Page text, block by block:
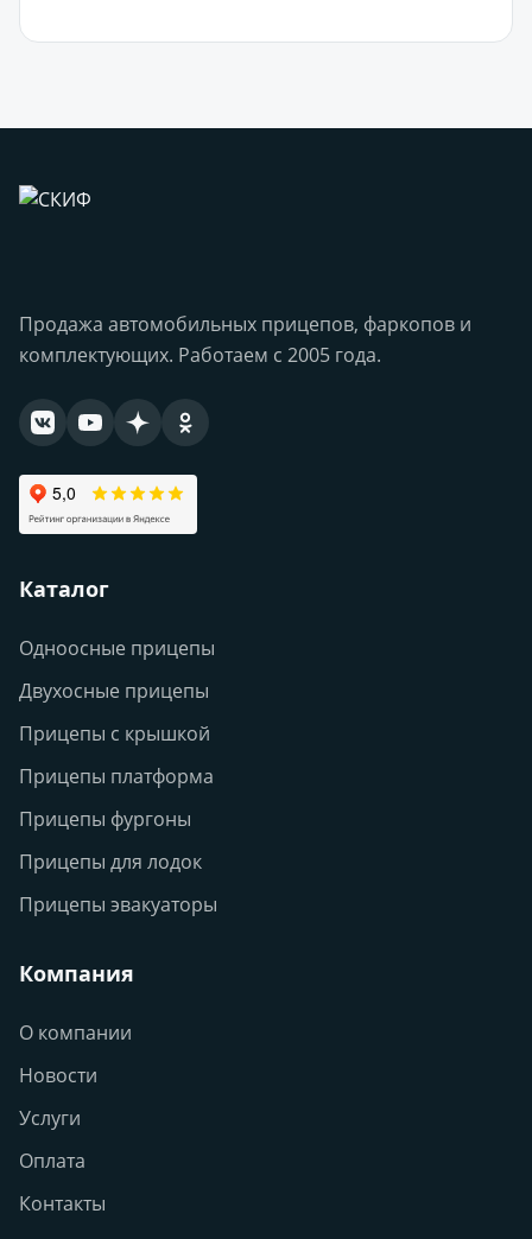
Продажа автомобильных прицепов, фаркопов и
комплектующих. Работаем с 2005 года.
Каталог
Одноосные прицепы
Двухосные прицепы
Прицепы с крышкой
Прицепы платформа
Прицепы фургоны
Прицепы для лодок
Прицепы эвакуаторы
Компания
О компании
Новости
Услуги
Оплата
Контакты